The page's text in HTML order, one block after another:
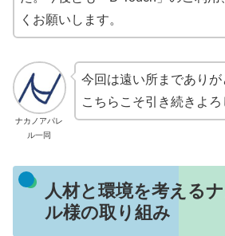
くお願いします。
ナカノアパレ
ル一同
今回は遠い所までありが
こちらこそ引き続きよろ
人材と環境を考える
ル様の取り組み